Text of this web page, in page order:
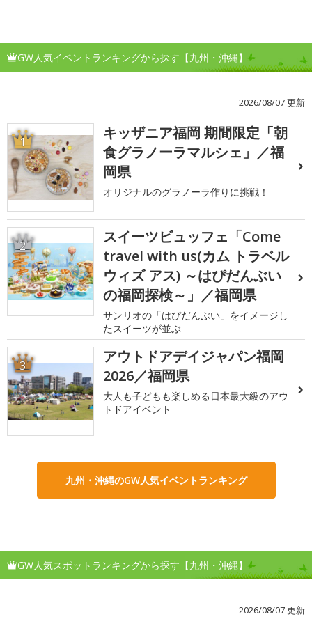
GW人気イベントランキングから探す【九州・沖縄】
2026/08/07 更新
1
キッザニア福岡 期間限定「朝
食グラノーラマルシェ」／福
岡県
オリジナルのグラノーラ作りに挑戦！
2
スイーツビュッフェ「Come
travel with us(カム トラベル
ウィズ アス) ～はぴだんぶい
の福岡探検～」／福岡県
サンリオの「はぴだんぶい」をイメージし
たスイーツが並ぶ
3
アウトドアデイジャパン福岡
2026／福岡県
大人も子どもも楽しめる日本最大級のアウ
トドアイベント
九州・沖縄のGW人気イベントランキング
GW人気スポットランキングから探す【九州・沖縄】
2026/08/07 更新